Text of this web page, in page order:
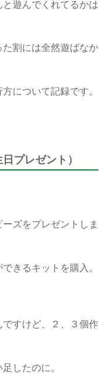
遊んでくれてるかは
割には全然遊ばなか
について記録です。
プレゼント）
ズをプレゼントしま
きるキットを購入。
すけど、２、３個作
したのに。